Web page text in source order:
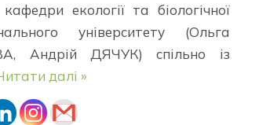
екології та біологічної
університету (Ольга
Андрій ДЯЧУК) спільно із
далі »